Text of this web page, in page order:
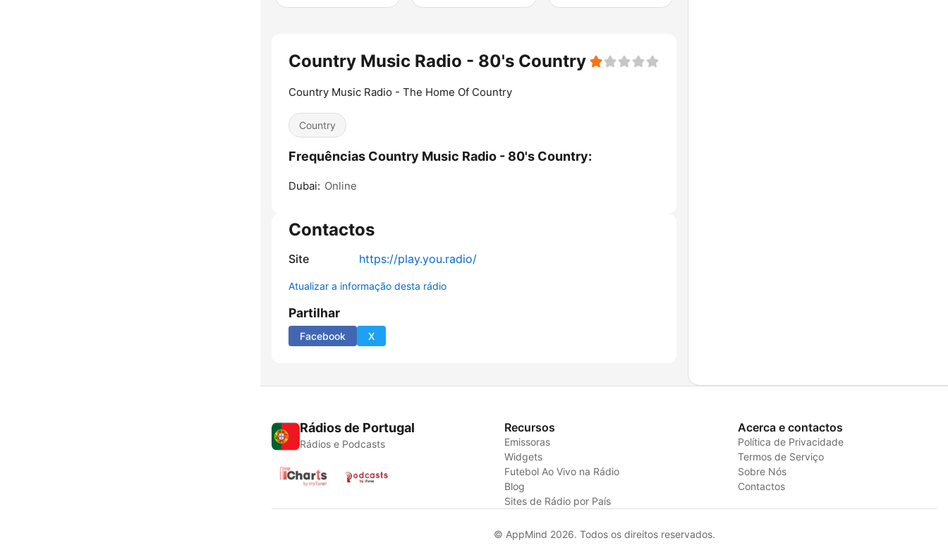
Country Music Radio - 80's Country
Country Music Radio - The Home Of Country
Country
Frequências Country Music Radio - 80's Country:
Dubai: Online
Contactos
Site https://play.you.radio/
Atualizar a informação desta rádio
Partilhar
Facebook X
Rádios de Portugal
Rádios e Podcasts
Recursos
Emissoras
Widgets
Futebol Ao Vivo na Rádio
Blog
Sites de Rádio por País
Acerca e contactos
Política de Privacidade
Termos de Serviço
Sobre Nós
Contactos
© AppMind 2026. Todos os direitos reservados.